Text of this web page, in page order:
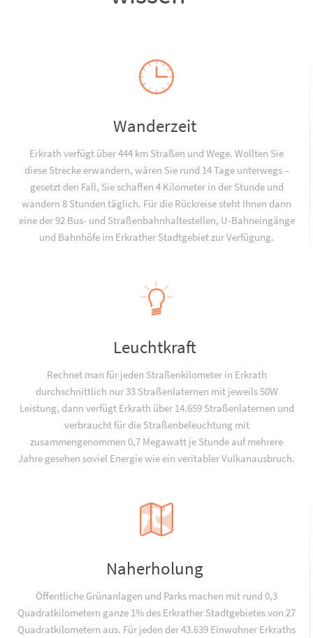
Wanderzeit
Erkrath verfügt über 444 km Straßen und Wege. Wollten Sie
diese Strecke erwandern, wären Sie rund 14 Tage unterwegs –
gesetzt den Fall, Sie schaffen 4 Kilometer in der Stunde und
wandern 8 Stunden täglich. Für die Rückreise steht Ihnen dann
eine der 92 Bus- und Straßenbahnhaltestellen, U-Bahneingänge
und Bahnhöfe im Erkrather Stadtgebiet zur Verfügung.
Leuchtkraft
Rechnet man für jeden Straßenkilometer in Erkrath
durchschnittlich nur 33 Straßenlaternen mit jeweils 50W
Leistung, dann verfügt Erkrath über 14.659 Straßenlaternen und
verbraucht für die Straßenbeleuchtung mit
zusammengenommen 0,7 Megawatt je Stunde auf mehrere
Jahre gesehen soviel Energie wie ein veritabler Vulkanausbruch.
Naherholung
Öffentliche Grünanlagen und Parks machen mit rund 0,3
Quadratkilometern ganze 1% des Erkrather Stadtgebietes von 27
Quadratkilometern aus. Für jeden der 43.639 Einwohner Erkraths